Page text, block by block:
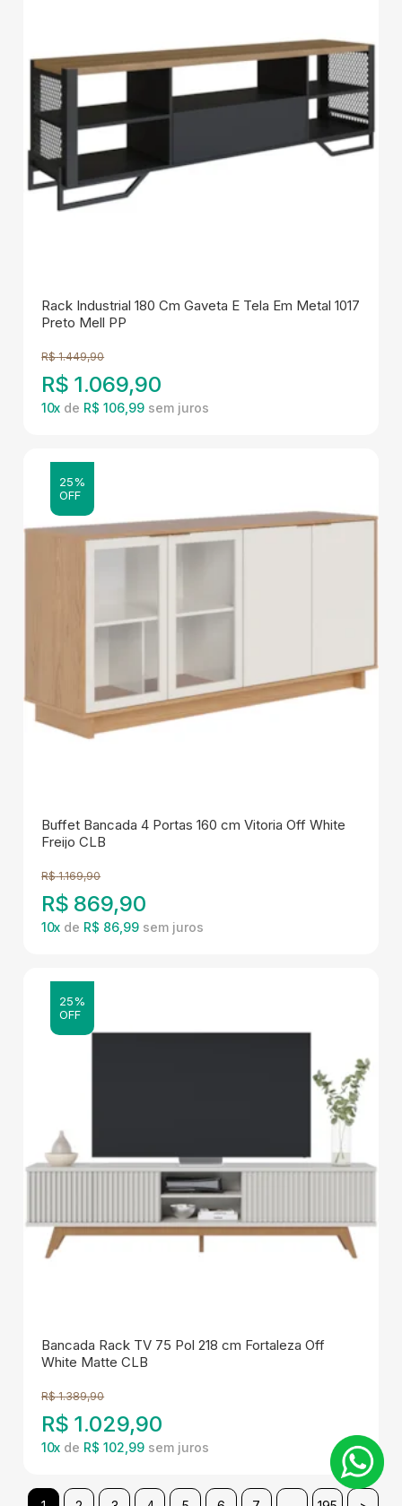
Rack Industrial 180 Cm Gaveta E Tela Em Metal 1017
Preto Mell PP
R$ 1.449,90
R$ 1.069,90
10x de R$ 106,99
25%
OFF
Buffet Bancada 4 Portas 160 cm Vitoria Off White
Freijo CLB
R$ 1.169,90
R$ 869,90
10x de R$ 86,99
25%
OFF
Bancada Rack TV 75 Pol 218 cm Fortaleza Off
White Matte CLB
R$ 1.389,90
R$ 1.029,90
10x de R$ 102,99